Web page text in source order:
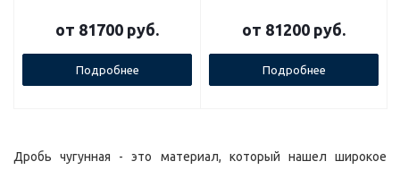
от 81700 руб.
Подробнее
от 81200 руб.
Подробнее
Дробь чугунная - это материал, который нашел широкое